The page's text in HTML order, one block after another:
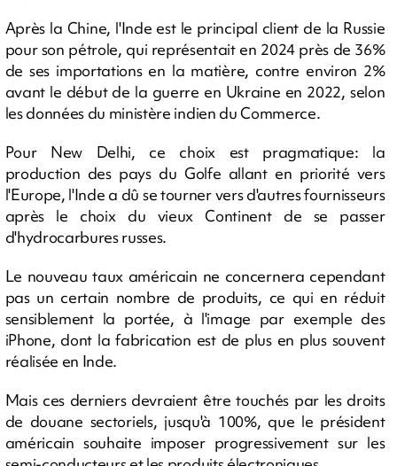
Après la Chine, l'Inde est le principal client de la Russie
pour son pétrole, qui représentait en 2024 près de 36%
de ses importations en la matière, contre environ 2%
avant le début de la guerre en Ukraine en 2022, selon
les données du ministère indien du Commerce.
Pour New Delhi, ce choix est pragmatique: la
production des pays du Golfe allant en priorité vers
l'Europe, l'Inde a dû se tourner vers d'autres fournisseurs
après le choix du vieux Continent de se passer
d'hydrocarbures russes.
Le nouveau taux américain ne concernera cependant
pas un certain nombre de produits, ce qui en réduit
sensiblement la portée, à l'image par exemple des
iPhone, dont la fabrication est de plus en plus souvent
réalisée en Inde.
Mais ces derniers devraient être touchés par les droits
de douane sectoriels, jusqu'à 100%, que le président
américain souhaite imposer progressivement sur les